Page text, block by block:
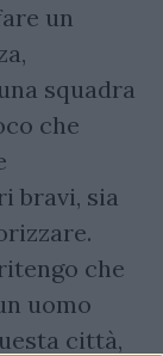
un
squadra
che
bravi, sia
che
uomo
città,